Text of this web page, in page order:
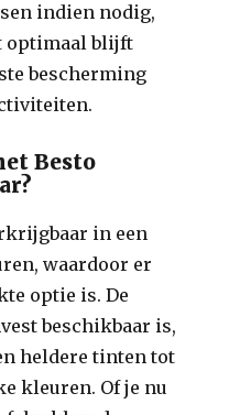
indien nodig,
optimaal blijft
bescherming
Besto
in een
waardoor er
optie is. De
beschikbaar is,
heldere tinten tot
kleuren. Of je nu